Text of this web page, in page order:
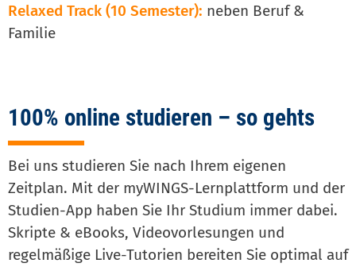
Relaxed Track (10 Semester): neben Beruf &
Familie
100% online studieren – so gehts
Bei uns studieren Sie nach Ihrem eigenen
Zeitplan. Mit der myWINGS-Lernplattform und der
Studien-App haben Sie Ihr Studium immer dabei.
Skripte & eBooks, Videovorlesungen und
regelmäßige Live-Tutorien bereiten Sie optimal auf